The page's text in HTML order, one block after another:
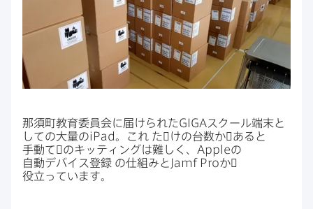
那須町教育委員会に​届けられたGIGAスクール端末と​
しての​大量のiPad 。​これ た​゙けの​台数か​゙あると​
手動て​゙の​キッティングは​難しく、 Appleの​
自動デバイス登録 の​仕組みと Jamf Proか​゙
役立っています。